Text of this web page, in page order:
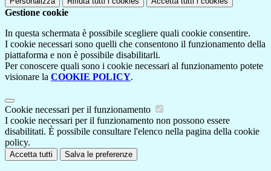
Gestione cookie
In questa schermata è possibile scegliere quali cookie consentire.
I cookie necessari sono quelli che consentono il funzionamento della
piattaforma e non è possibile disabilitarli.
Per conoscere quali sono i cookie necessari al funzionamento potete
visionare la COOKIE POLICY.
Cookie necessari per il funzionamento
I cookie necessari per il funzionamento non possono essere
disabilitati. È possibile consultare l'elenco nella pagina della cookie
policy.
Accetta tutti Salva le preferenze